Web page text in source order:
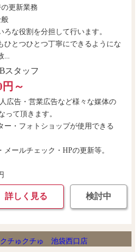
更新業務
な役割を分担して行います。
ひとつひとつ丁寧にできるようにな
...
スタッフ
円～
広告・営業広告など様々な媒体の
って頂きます。
ー・フォトショップが使用できる
メールチェック・HPの更新等。
詳しく見る 検討中
チゅクチゅ 池袋西口店